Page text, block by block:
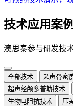
技术应用案例
澳思泰参与研发技
全部技术 超声骨密
超声经颅多普勒技术
生物电阻抗技术
压